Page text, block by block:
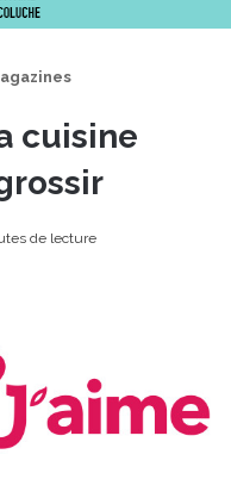
cuisine
de lecture